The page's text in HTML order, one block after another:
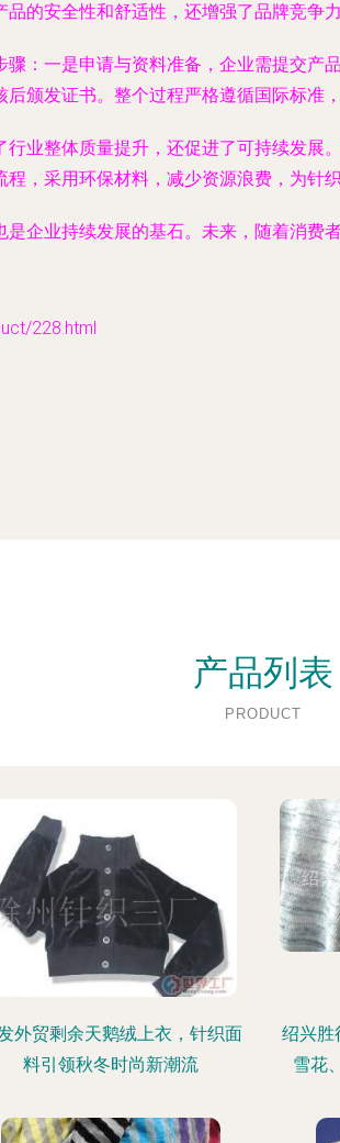
的安全性和舒适性，还增强了品牌竞争
：一是申请与资料准备，企业需提交
颁发证书。整个过程严格遵循国际标准
业整体质量提升，还促进了可持续发
，采用环保材料，减少资源浪费，为针
企业持续发展的基石。未来，随着消费
228.html
产品列表
PRODUCT
外贸剩余天鹅绒上衣，针织面
料引领秋冬时尚新潮流
绍兴胜
雪花